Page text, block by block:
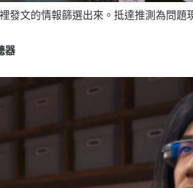
文的情報篩選出來。抵達推測為問
器